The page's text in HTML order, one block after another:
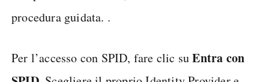
procedura guidata. .
Per l’accesso con SPID, fare clic suEntra con